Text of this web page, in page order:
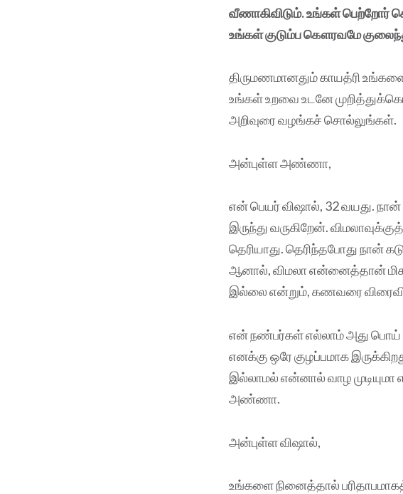
வீணாகிவிடும். உங்கள் பெற்றோர்
உங்கள் குடும்ப கௌரவமே
திருமணமானதும் காயத்ரி
உங்கள் உறவை உடனே
அறிவுரை வழங்கச் சொல்லுங்கள்.
அன்புள்ள அண்ணா,
என் பெயர் விஷால், 32 வயது.
இருந்து வருகிறேன்.
தெரியாது. தெரிந்தபோது நான்
ஆனால், விமலா என்னைத்தான்
இல்லை என்றும், கணவரை விரைவில்
என் நண்பர்கள் எல்லாம் அது பொய்
எனக்கு ஒரே குழப்பமாக
இல்லாமல் என்னால் வாழ முடியுமா
அண்ணா.
அன்புள்ள விஷால்,
உங்களை நினைத்தால்